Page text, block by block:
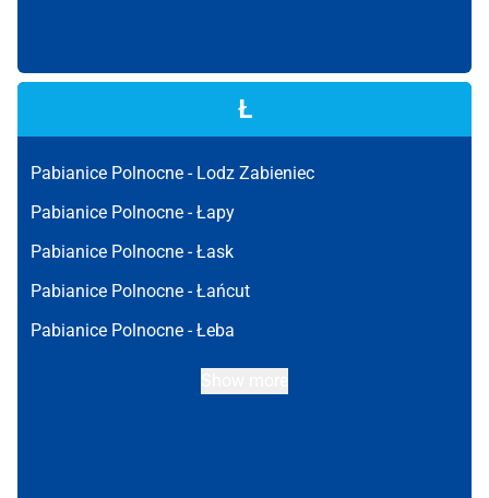
Ł
Pabianice Polnocne - Lodz Zabieniec
Pabianice Polnocne -Łapy
Pabianice Polnocne -Łask
Pabianice Polnocne -Łańcut
Pabianice Polnocne -Łeba